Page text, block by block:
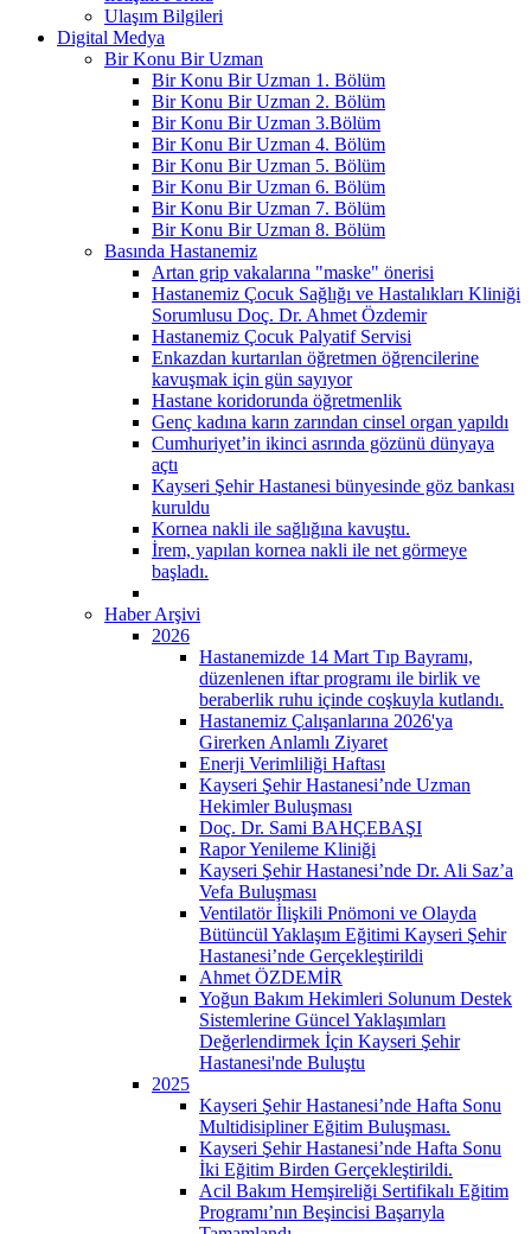
Ulaşım Bilgileri
Digital Medya
Bir Konu Bir Uzman
Bir Konu Bir Uzman 1. Bölüm
Bir Konu Bir Uzman 2. Bölüm
Bir Konu Bir Uzman 3.Bölüm
Bir Konu Bir Uzman 4. Bölüm
Bir Konu Bir Uzman 5. Bölüm
Bir Konu Bir Uzman 6. Bölüm
Bir Konu Bir Uzman 7. Bölüm
Bir Konu Bir Uzman 8. Bölüm
Basında Hastanemiz
Artan grip vakalarına "maske" önerisi
Hastanemiz Çocuk Sağlığı ve Hastalıkları Kliniği
Sorumlusu Doç. Dr. Ahmet Özdemir
Hastanemiz Çocuk Palyatif Servisi
Enkazdan kurtarılan öğretmen öğrencilerine
kavuşmak için gün sayıyor
Hastane koridorunda öğretmenlik
Genç kadına karın zarından cinsel organ yapıldı
Cumhuriyet’in ikinci asrında gözünü dünyaya
açtı
Kayseri Şehir Hastanesi bünyesinde göz bankası
kuruldu
Kornea nakli ile sağlığına kavuştu.
İrem, yapılan kornea nakli ile net görmeye
başladı.
Haber Arşivi
2026
Hastanemizde 14 Mart Tıp Bayramı,
düzenlenen iftar programı ile birlik ve
beraberlik ruhu içinde coşkuyla kutlandı.
Hastanemiz Çalışanlarına 2026'ya
Girerken Anlamlı Ziyaret
Enerji Verimliliği Haftası
Kayseri Şehir Hastanesi’nde Uzman
Hekimler Buluşması
Doç. Dr. Sami BAHÇEBAŞI
Rapor Yenileme Kliniği
Kayseri Şehir Hastanesi’nde Dr. Ali Saz’a
Vefa Buluşması
Ventilatör İlişkili Pnömoni ve Olayda
Bütüncül Yaklaşım Eğitimi Kayseri Şehir
Hastanesi’nde Gerçekleştirildi
Ahmet ÖZDEMİR
Yoğun Bakım Hekimleri Solunum Destek
Sistemlerine Güncel Yaklaşımları
Değerlendirmek İçin Kayseri Şehir
Hastanesi'nde Buluştu
2025
Kayseri Şehir Hastanesi’nde Hafta Sonu
Multidisipliner Eğitim Buluşması.
Kayseri Şehir Hastanesi’nde Hafta Sonu
İki Eğitim Birden Gerçekleştirildi.
Acil Bakım Hemşireliği Sertifikalı Eğitim
Programı’nın Beşincisi Başarıyla